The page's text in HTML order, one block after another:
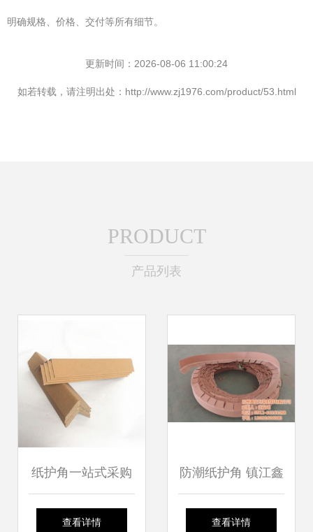
明确规格、价格、交付等所有细节。
更新时间：2026-08-06 11:00:24
如若转载，请注明出处：http://www.zj1976.com/product/53.html
PRODUCT
产品列表
纸护角一站式采购
指南 价格、厂家、
查看详情
防潮纸护角 镇江鑫
文包装打造集装袋
查看详情